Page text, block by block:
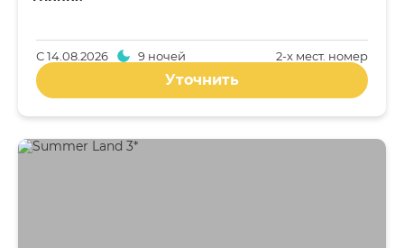
2-x мест. номер
С14.08.2026 9 ночей
Уточнить